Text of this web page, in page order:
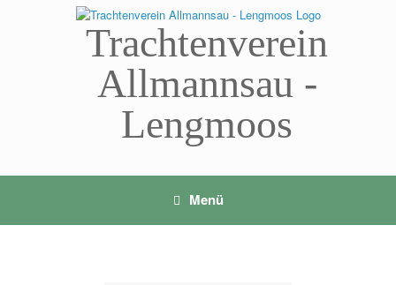
Trachtenverein
Allmannsau -
Lengmoos
Menü